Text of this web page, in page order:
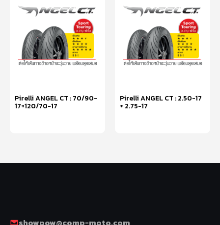
Pirelli ANGEL CT : 70/90-
17+120/70-17
Pirelli ANGEL CT : 2.50-17
+ 2.75-17
showpow@comp-moto.com